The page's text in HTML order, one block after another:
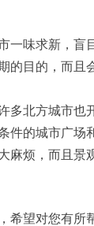
一味求新，盲
的目的，而且
多北方城市也
件的城市广场
麻烦，而且景
希望对您有所